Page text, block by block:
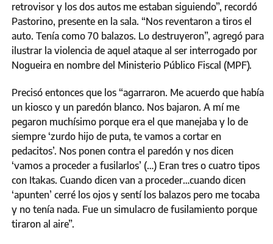
retrovisor y los dos autos me estaban siguiendo”, recordó
Pastorino, presente en la sala. “Nos reventaron a tiros el
auto. Tenía como 70 balazos. Lo destruyeron”, agregó para
ilustrar la violencia de aquel ataque al ser interrogado por
Nogueira en nombre del Ministerio Público Fiscal (MPF).
Precisó entonces que los “agarraron. Me acuerdo que había
un kiosco y un paredón blanco. Nos bajaron. A mí me
pegaron muchísimo porque era el que manejaba y lo de
siempre ‘zurdo hijo de puta, te vamos a cortar en
pedacitos’. Nos ponen contra el paredón y nos dicen
‘vamos a proceder a fusilarlos’ (…) Eran tres o cuatro tipos
con Itakas. Cuando dicen van a proceder…cuando dicen
‘apunten’ cerré los ojos y sentí los balazos pero me tocaba
y no tenía nada. Fue un simulacro de fusilamiento porque
tiraron al aire”.